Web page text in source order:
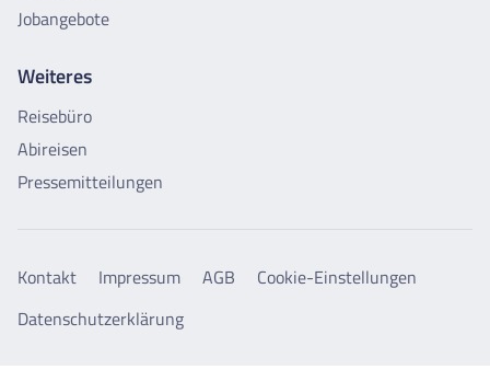
Jobangebote
Weiteres
Reisebüro
Abireisen
Pressemitteilungen
Kontakt Impressum AGB
Cookie-Einstellungen
Datenschutzerklärung